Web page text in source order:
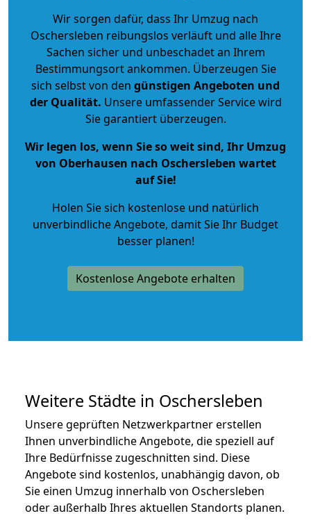
Wir sorgen dafür, dass Ihr Umzug nach
Oschersleben reibungslos verläuft und alle Ihre
Sachen sicher und unbeschadet an Ihrem
Bestimmungsort ankommen. Überzeugen Sie
sich selbst von den günstigen Angeboten und
der Qualität. Unsere umfassender Service wird
Sie garantiert überzeugen.
Wir legen los, wenn Sie so weit sind, Ihr Umzug
von Oberhausen nach Oschersleben wartet
auf Sie!
Holen Sie sich kostenlose und natürlich
unverbindliche Angebote, damit Sie Ihr Budget
besser planen!
Kostenlose Angebote erhalten
Weitere Städte in Oschersleben
Unsere geprüften Netzwerkpartner erstellen
Ihnen unverbindliche Angebote, die speziell auf
Ihre Bedürfnisse zugeschnitten sind. Diese
Angebote sind kostenlos, unabhängig davon, ob
Sie einen Umzug innerhalb von Oschersleben
oder außerhalb Ihres aktuellen Standorts planen.